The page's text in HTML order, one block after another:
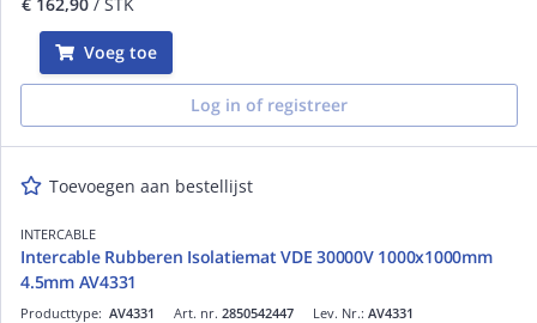
Voeg toe
Log in of registreer
Toevoegen aan bestellijst
INTERCABLE
Intercable Rubberen Isolatiemat VDE 30000V 1000x1000mm
4.5mm AV4331
Art. nr. 2850542447
Producttype: AV4331 Lev. Nr.: AV4331